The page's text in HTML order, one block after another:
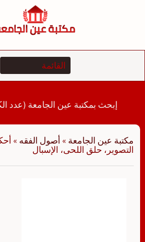
إبحث بمكتبة عين الجامعة (عدد الكتب:
مكتبة عين الجامعة » أصول الفقه »
التصوير، حلق اللحى، الإسبال